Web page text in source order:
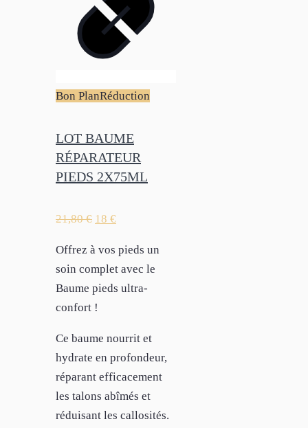
Bon PlanRéduction
LOT BAUME
RÉPARATEUR
PIEDS 2X75ML
21,80€ 18 €
Offrez à vos pieds un
soin complet avec le
Baume pieds ultra-
confort !
Ce baume nourrit et
hydrate en profondeur,
réparant efficacement
les talons abîmés et
réduisant les callosités.